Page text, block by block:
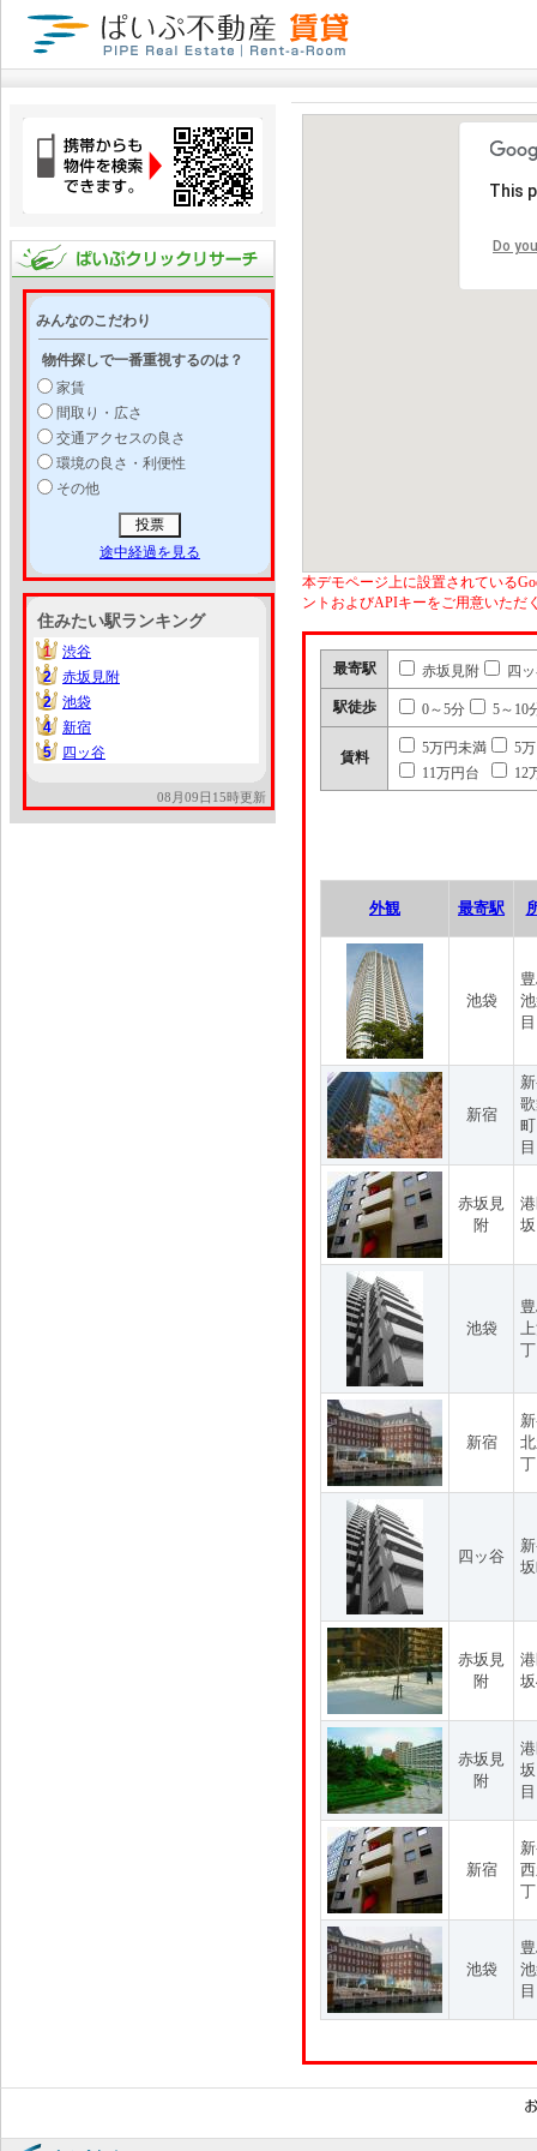
みんなのこだわり
物件探しで一番重視するのは？
家賃
間取り・広さ
交通アクセスの良さ
環境の良さ・利便性
その他
途中経過を見る
住みたい駅ランキング
1
1
渋谷
2
2
赤坂見附
2
2
池袋
4
4
新宿
5
5 四ッ谷
08月09日15時更新
This
Do
本デモページ上に設置されている
ントおよびAPIキーをご用意いただ
最寄駅 赤坂見附 四
駅徒歩 0～5分 5～10
賃料
5万円未満
5
11万円台
12
外観 最寄駅
池袋
目
新宿
目
赤坂見
附
池袋
新宿
四ッ谷
赤坂見
附
赤坂見
附
目
新宿
池袋